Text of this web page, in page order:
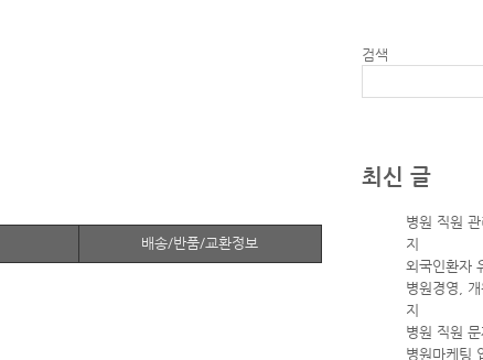
배송/반품/교환정보
검색
최신 글
병원 직원
지
외국인환자
병원경영,
지
병원 직원
병원마케팅